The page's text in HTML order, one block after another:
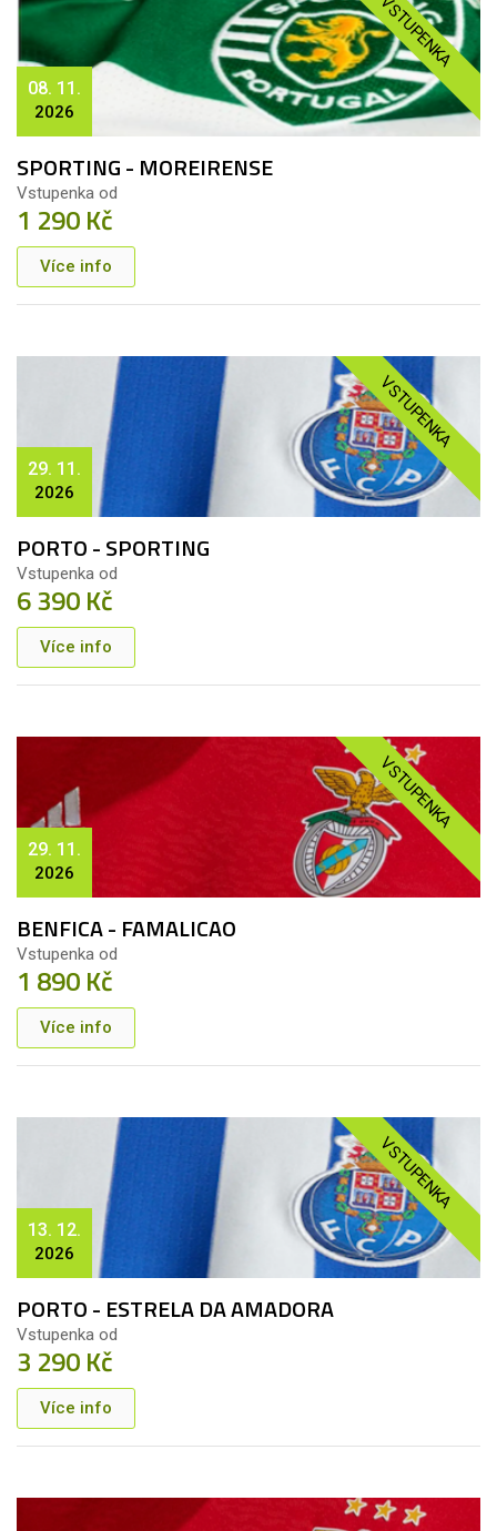
VSTUPENKA
08. 11.
2026
SPORTING - MOREIRENSE
Vstupenka od
1 290 Kč
Více info
VSTUPENKA
29. 11.
2026
PORTO - SPORTING
Vstupenka od
6 390 Kč
Více info
VSTUPENKA
29. 11.
2026
BENFICA - FAMALICAO
Vstupenka od
1 890 Kč
Více info
VSTUPENKA
13. 12.
2026
PORTO - ESTRELA DA AMADORA
Vstupenka od
3 290 Kč
Více info